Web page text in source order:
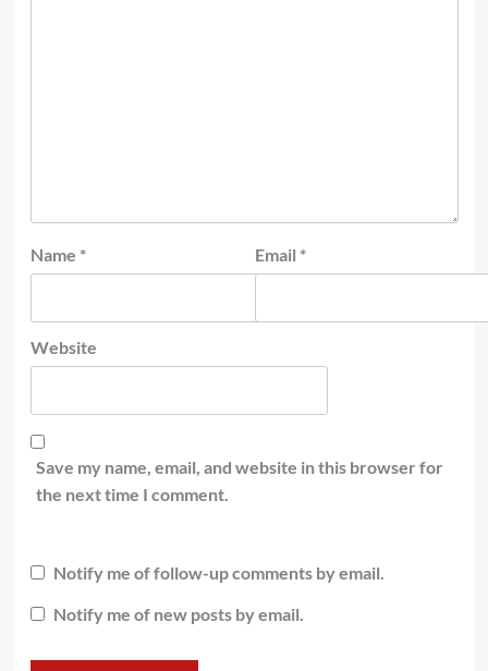
Name * Email *
Website
Save my name, email, and website in this browser for
the next time I comment.
Notify me of follow-up comments by email.
Notify me of new posts by email.